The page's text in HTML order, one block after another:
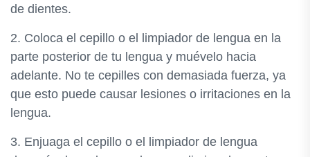
de dientes.
2. Coloca el cepillo o el limpiador de lengua en la
parte posterior de tu lengua y muévelo hacia
adelante. No te cepilles con demasiada fuerza, ya
que esto puede causar lesiones o irritaciones en la
lengua.
3. Enjuaga el cepillo o el limpiador de lengua